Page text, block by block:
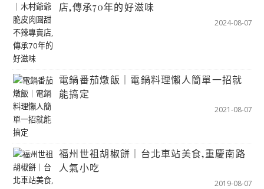
店,傳承70年的好滋味
2024-08-07
電鍋番茄燉飯｜電鍋料理懶人簡單一招就
能搞定
2021-08-07
福州世祖胡椒餅｜台北車站美食,重慶南路
人氣小吃
2019-08-07